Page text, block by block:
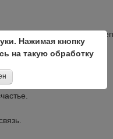
профессиональную
Нажимая кнопку
на такую обработку